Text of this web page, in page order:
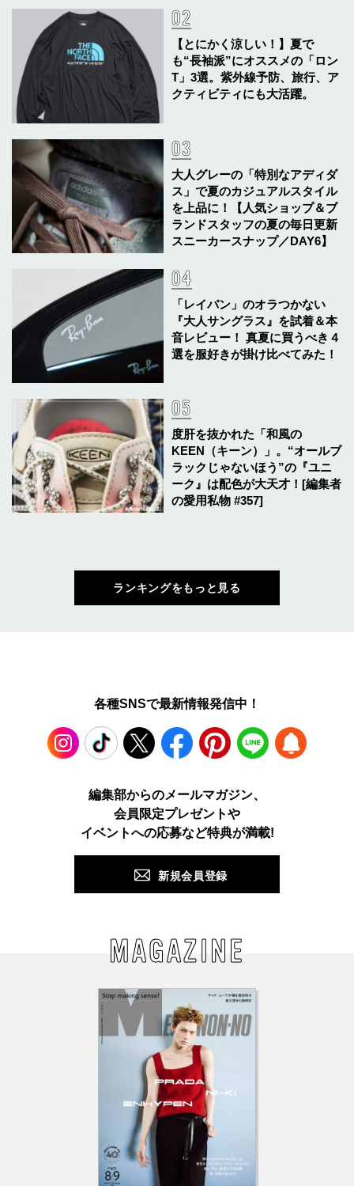
【とにかく涼しい！】夏で
も“長袖派”にオススメの「ロン
T」3選。紫外線予防、旅行、ア
クティビティにも大活躍。
大人グレーの「特別なアディダ
ス」で夏のカジュアルスタイル
を上品に！【人気ショップ＆ブ
ランドスタッフの夏の毎日更新
スニーカースナップ／DAY6】
「レイバン」のオラつかない
『大人サングラス』を試着＆本
音レビュー！ 真夏に買うべき４
選を服好きが掛け比べてみた！
度肝を抜かれた「和風の
KEEN（キーン）」。“オールブ
ラックじゃないほう”の『ユニ
ーク』は配色が大天才！[編集者
の愛用私物 #357]
ランキングをもっと見る
各種SNSで最新情報発信中！
TikTok Facebook Pinterest LINE
編集部からのメールマガジン、
会員限定プレゼントや
イベントへの応募など特典が満載!
新規会員登録
MAGAZINE